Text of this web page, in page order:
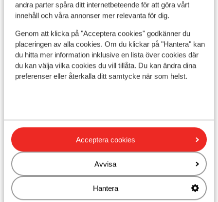
andra parter spåra ditt internetbeteende för att göra vårt
innehåll och våra annonser mer relevanta för dig.
Genom att klicka på "Acceptera cookies" godkänner du
placeringen av alla cookies. Om du klickar på "Hantera" kan
du hitta mer information inklusive en lista över cookies där
du kan välja vilka cookies du vill tillåta. Du kan ändra dina
preferenser eller återkalla ditt samtycke när som helst.
Acceptera cookies
Avvisa
Hantera
Huvudstad är Aten.
Grekland är 1 timme före Sverige.
Språk:
Det officiella språket är grekiska. Men du klarar dig på
engelska (och delvis på tyska).
Dricks:
Det är normalt att ge 10 % av totalbeloppet i dricks på
barer och restauranger i Grekland.
Elektricitet:
220 Volt.